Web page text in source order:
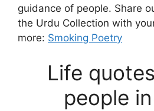
guidance of people. Share
the Urdu Collection with
more: Smoking Poetry
Life
people